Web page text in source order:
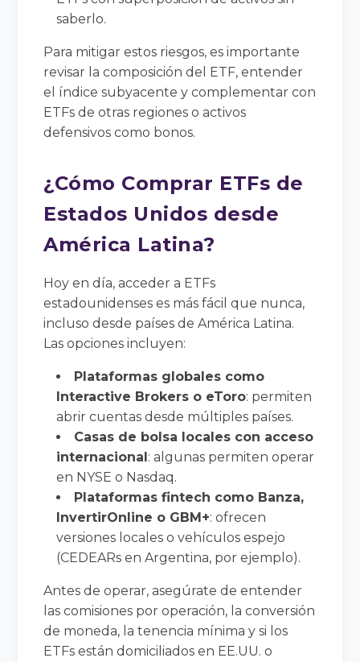
saberlo.
Para mitigar estos riesgos, es importante
revisar la composición del ETF, entender
el índice subyacente y complementar con
ETFs de otras regiones o activos
defensivos como bonos.
¿Cómo Comprar ETFs de
Estados Unidos desde
América Latina?
Hoy en día, acceder a ETFs
estadounidenses es más fácil que nunca,
incluso desde países de América Latina.
Las opciones incluyen:
Plataformas globales como
Interactive Brokers o eToro: permiten
abrir cuentas desde múltiples países.
Casas de bolsa locales con acceso
internacional: algunas permiten operar
en NYSE o Nasdaq.
Plataformas fintech como Banza,
InvertirOnline o GBM+: ofrecen
versiones locales o vehículos espejo
(CEDEARs en Argentina, por ejemplo).
Antes de operar, asegúrate de entender
las comisiones por operación, la conversión
de moneda, la tenencia mínima y si los
ETFs están domiciliados en EE.UU. o